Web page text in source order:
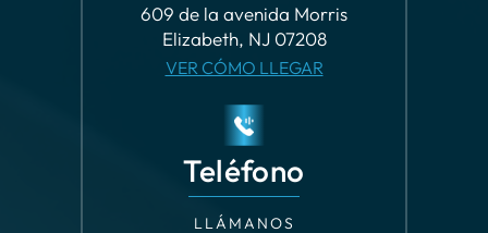
Teléfono
LLÁMANOS
(973) 482-2122